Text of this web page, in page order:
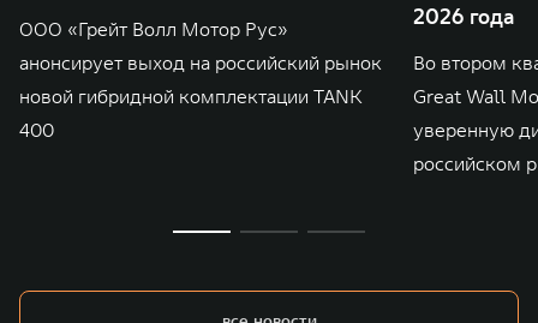
ООО «Грейт Волл Мотор Рус»
анонсирует выход на российский рынок
новой гибридной комплектации TANK
400
2026 года
Во втором
Great Wall
уверенную
российском